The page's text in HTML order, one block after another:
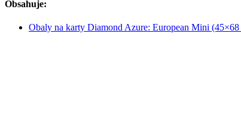
Obsahuje:
Obaly na karty Diamond Azure: European Mini (45×68